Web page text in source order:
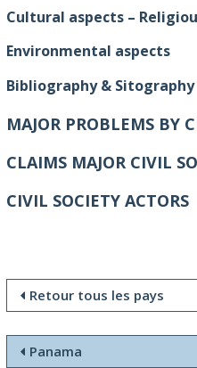
Cultural aspects –
Environmental aspects
Bibliography & Sitography
MAJOR PROBLEMS BY
CLAIMS MAJOR CIVIL
CIVIL SOCIETY ACTORS
Retour tous les pays
Panama